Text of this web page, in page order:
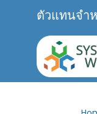
ตัวแทนจำ